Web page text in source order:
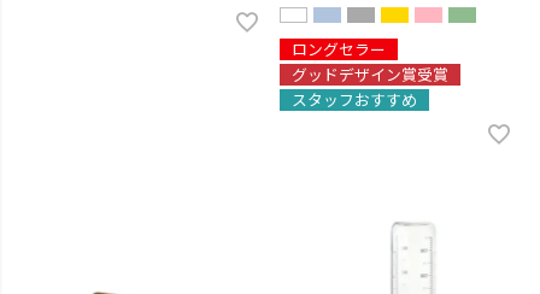
ロングセラー
グッドデザイン賞受賞
スタッフおすすめ